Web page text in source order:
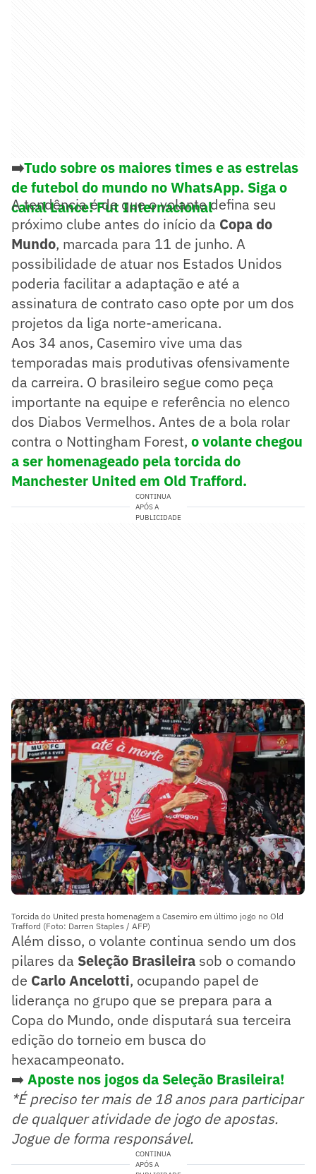
➡️Tudo sobre os maiores times e as estrelas
de futebol do mundo no WhatsApp. Siga o
canal Lance! Fut Internacional
A tendência é de que o volante defina seu
próximo clube antes do início da Copa do
Mundo, marcada para 11 de junho. A
possibilidade de atuar nos Estados Unidos
poderia facilitar a adaptação e até a
assinatura de contrato caso opte por um dos
projetos da liga norte-americana.
Aos 34 anos, Casemiro vive uma das
temporadas mais produtivas ofensivamente
da carreira. O brasileiro segue como peça
importante na equipe e referência no elenco
dos Diabos Vermelhos. Antes de a bola rolar
contra o Nottingham Forest, o volante chegou
a ser homenageado pela torcida do
Manchester United em Old Trafford.
CONTINUA
APÓS A
PUBLICIDADE
Torcida do United presta homenagem a Casemiro em último jogo no Old
Trafford (Foto: Darren Staples / AFP)
Além disso, o volante continua sendo um dos
pilares da Seleção Brasileira sob o comando
de Carlo Ancelotti, ocupando papel de
liderança no grupo que se prepara para a
Copa do Mundo, onde disputará sua terceira
edição do torneio em busca do
hexacampeonato.
➡️ Aposte nos jogos da Seleção Brasileira!
*É preciso ter mais de 18 anos para participar
de qualquer atividade de jogo de apostas.
Jogue de forma responsável.
CONTINUA
APÓS A